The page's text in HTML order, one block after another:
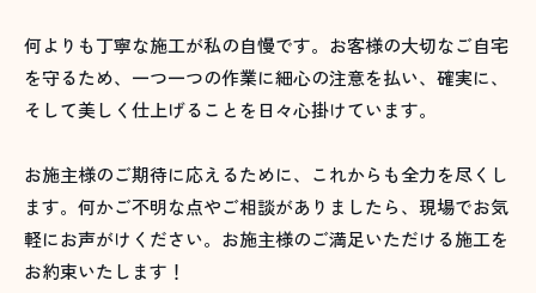
何よりも丁寧な施工が私の自慢です。お客様の大切なご自宅
を守るため、一つ一つの作業に細心の注意を払い、確実に、
そして美しく仕上げることを日々心掛けています。
お施主様のご期待に応えるために、これからも全力を尽くし
ます。何かご不明な点やご相談がありましたら、現場でお気
軽にお声がけください。お施主様のご満足いただける施工を
お約束いたします！